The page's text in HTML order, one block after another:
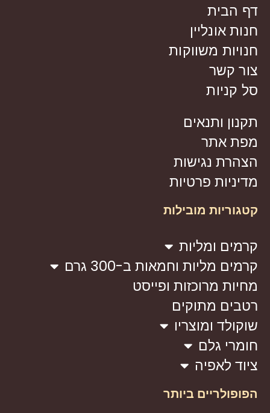
דף הבית
חנות אונליין
חנויות משווקות
צור קשר
סל קניות
תקנון ותנאים
מפת אתר
הצהרת נגישות
מדיניות פרטיות
קטגוריות מובילות
קרמים ומליות
קרמים מליות וחמאות ב-300 גרם
מחיות מרוכזות ופייסט
רטבים מתוקים
שוקולד ומוצריו
חומרי גלם
ציוד לאפיה
הפופולריים ביותר